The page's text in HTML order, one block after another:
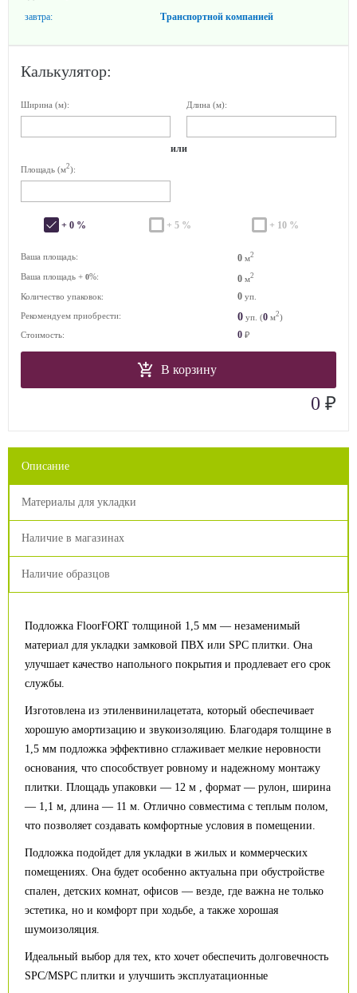
завтра: Транспортной компанией
Калькулятор:
Ширина (м): Длина (м):
или
Площадь (м2):
+ 0 % + 5 % + 10 %
Ваша площадь: 0 м2
Ваша площадь + 0%: 0 м2
Количество упаковок: 0 уп.
Рекомендуем приобрести:
0 уп. (0 м2)
Стоимость:
0 ₽
В корзину
0 ₽
Описание
Материалы для укладки
Наличие в магазинах
Наличие образцов
Подложка FloorFORT толщиной 1,5 мм — незаменимый
материал для укладки замковой ПВХ или SPC плитки. Она
улучшает качество напольного покрытия и продлевает его срок
службы.
Изготовлена из этиленвинилацетата, который обеспечивает
хорошую амортизацию и звукоизоляцию. Благодаря толщине в
1,5 мм подложка эффективно сглаживает мелкие неровности
основания, что способствует ровному и надежному монтажу
плитки. Площадь упаковки — 12 м , формат — рулон, ширина
— 1,1 м, длина — 11 м. Отлично совместима с теплым полом,
что позволяет создавать комфортные условия в помещении.
Подложка подойдет для укладки в жилых и коммерческих
помещениях. Она будет особенно актуальна при обустройстве
спален, детских комнат, офисов — везде, где важна не только
эстетика, но и комфорт при ходьбе, а также хорошая
шумоизоляция.
Идеальный выбор для тех, кто хочет обеспечить долговечность
SPC/MSPC плитки и улучшить эксплуатационные